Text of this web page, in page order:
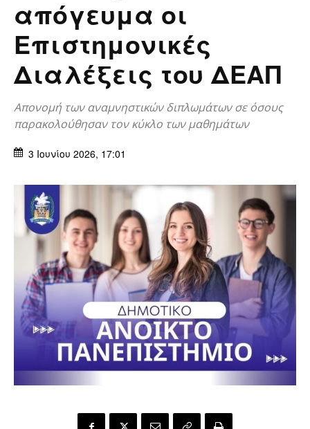
απόγευμα οι
Επιστημονικές
Διαλέξεις του ΔΕΑΠ
Απονομή των αναμνηστικών διπλωμάτων σε όσους
παρακολούθησαν τον κύκλο των μαθημάτων
3 Ιουνίου 2026, 17:01